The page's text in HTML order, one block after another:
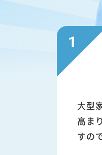
大型
高ま
すの